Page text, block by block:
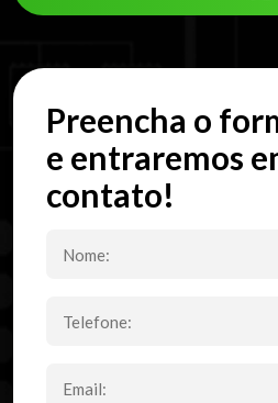
Preencha o
e entraremos
contato!